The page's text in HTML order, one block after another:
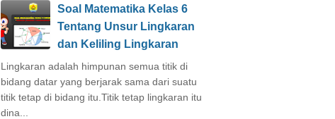
Soal Matematika Kelas 6
Tentang Unsur Lingkaran
dan Keliling Lingkaran
Lingkaran adalah himpunan semua titik di
bidang datar yang berjarak sama dari suatu
titik tetap di bidang itu.Titik tetap lingkaran itu
dina...